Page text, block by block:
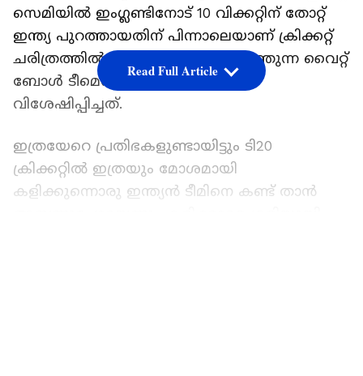
സെമിയില്‍ ഇംഗ്ലണ്ടിനോട് 10 വിക്കറ്റിന് തോറ്റ്
ഇന്ത്യ പുറത്തായതിന് പിന്നാലെയാണ് ക്രിക്കറ്റ്
ചരിത്രത്തില്‍ മോശം പ്രകടനം നടത്തുന്ന വൈറ്റ്
ബോള്‍ ടീമെന്ന് ഇന്ത്യയെ വോണ്‍
വിശേഷിപ്പിച്ചത്.
ഇത്രയേറെ പ്രതിഭകളുണ്ടായിട്ടും ടി20
ക്രിക്കറ്റില്‍ ഇത്രയും മോശമായി
കളിക്കുന്നൊരു ഇന്ത്യന്‍ ടീമിനെ കണ്ട് താന്‍
Read Full Article